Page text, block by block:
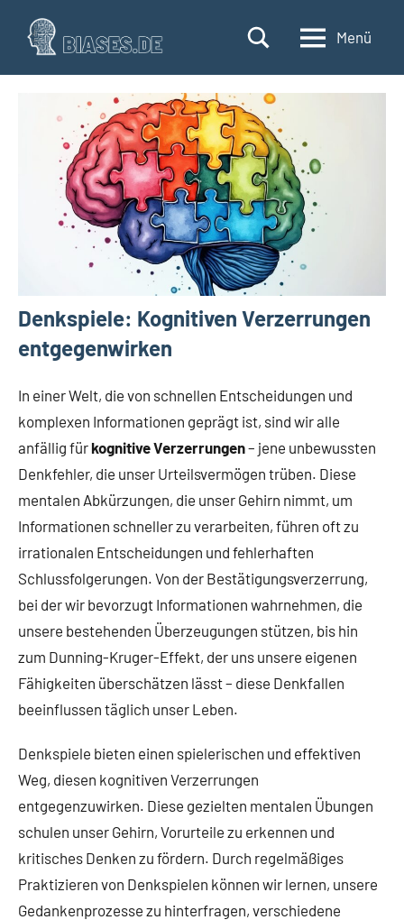
Inhalt
springen
biases.de
Verzerrte
und
ihre
Auswirkungen
verstehen
Menü
Denkspiele: Kognitiven Verzerrungen
entgegenwirken
In einer Welt, die von schnellen Entscheidungen und
komplexen Informationen geprägt ist, sind wir alle
anfällig fürkognitive Verzerrungen– jene unbewussten
Denkfehler, die unser Urteilsvermögen trüben. Diese
mentalen Abkürzungen, die unser Gehirn nimmt, um
Informationen schneller zu verarbeiten, führen oft zu
irrationalen Entscheidungen und fehlerhaften
Schlussfolgerungen. Von der Bestätigungsverzerrung,
bei der wir bevorzugt Informationen wahrnehmen, die
unsere bestehenden Überzeugungen stützen, bis hin
zum Dunning-Kruger-Effekt, der uns unsere eigenen
Fähigkeiten überschätzen lässt – diese Denkfallen
beeinflussen täglich unser Leben.
Denkspiele bieten einen spielerischen und effektiven
Weg, diesen kognitiven Verzerrungen
entgegenzuwirken. Diese gezielten mentalen Übungen
schulen unser Gehirn, Vorurteile zu erkennen und
kritisches Denken zu fördern. Durch regelmäßiges
Praktizieren von Denkspielen können wir lernen, unsere
Gedankenprozesse zu hinterfragen, verschiedene